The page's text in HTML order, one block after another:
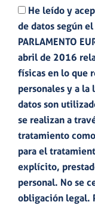
o
n
o
s
a
j
e
He leído y
de datos según
PARLAMENTO
abril de 2016
físicas en lo que
personales y a la
datos son
se realizan a
tratamiento
para el
explícito,
personal. No se
obligación legal.